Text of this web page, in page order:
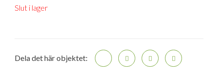
Slut i lager
Dela det här objektet: